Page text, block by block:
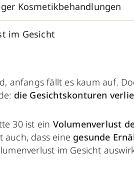
Kosmetikbehandlungen
im Gesicht
anfangs fällt es kaum auf.
die Gesichtskonturen
30 ist ein Volumenverlust
auch, dass eine gesunde
im Gesicht